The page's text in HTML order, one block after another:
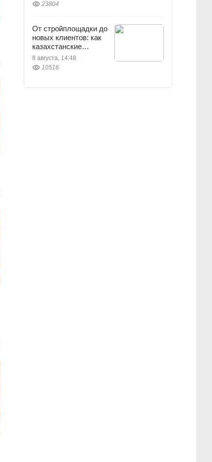
23804
От стройплощадки до
новых клиентов: как
казахстанские
строители развивают
бизнес в TikTok
8 августа, 14:48
10516